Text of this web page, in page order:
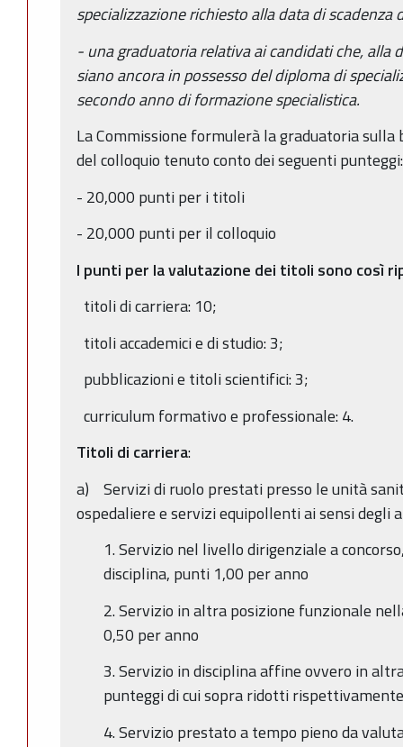
specializzazione richiesto alla data di scadenza
- una graduatoria relativa ai candidati che, alla
siano ancora in possesso del diploma di
secondo anno di formazione specialistica.
La Commissione formulerà la graduatoria
del colloquio tenuto conto dei seguenti
- 20,000 punti per i titoli
- 20,000 punti per il colloquio
I punti per la valutazione dei titoli sono così
titoli di carriera: 10;
titoli accademici e di studio: 3;
pubblicazioni e titoli scientifici: 3;
curriculum formativo e professionale: 4.
Titoli di carriera:
a) Servizi di ruolo prestati presso le unità
ospedaliere e servizi equipollenti ai sensi degli
1. Servizio nel livello dirigenziale a
disciplina, punti 1,00 per anno
2. Servizio in altra posizione funzionale
0,50 per anno
3. Servizio in disciplina affine ovvero in
punteggi di cui sopra ridotti
4. Servizio prestato a tempo pieno da